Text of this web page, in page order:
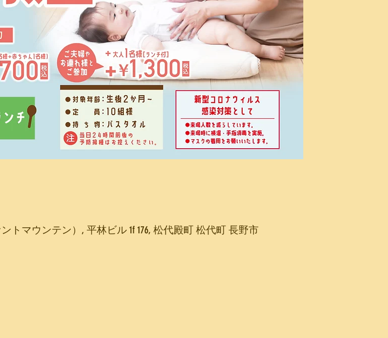
ントマウンテン）, 平林ビル 1f 176, 松代殿町 松代町 長野市